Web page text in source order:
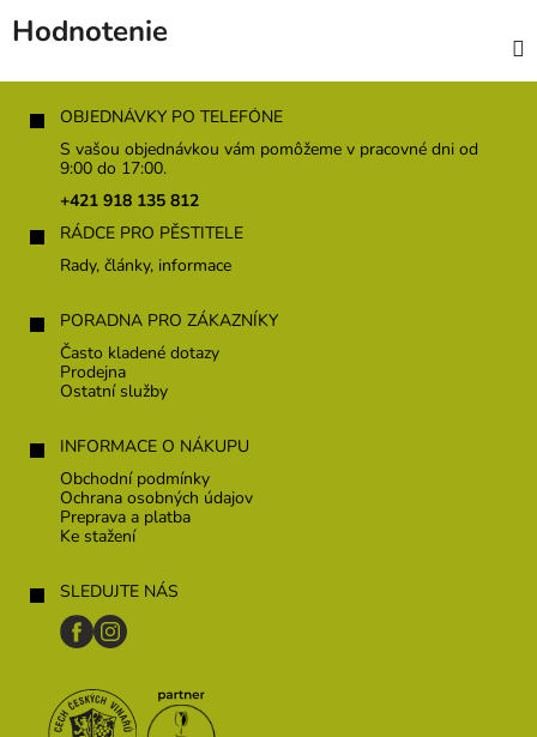
Hodnotenie
OBJEDNÁVKY PO TELEFÓNE
S vašou objednávkou vám pomôžeme v pracovné dni od
9:00 do 17:00.
+421 918 135 812
RÁDCE PRO PĚSTITELE
Rady, články, informace
PORADNA PRO ZÁKAZNÍKY
Často kladené dotazy
Prodejna
Ostatní služby
INFORMACE O NÁKUPU
Obchodní podmínky
Ochrana osobných údajov
Preprava a platba
Ke stažení
SLEDUJTE NÁS